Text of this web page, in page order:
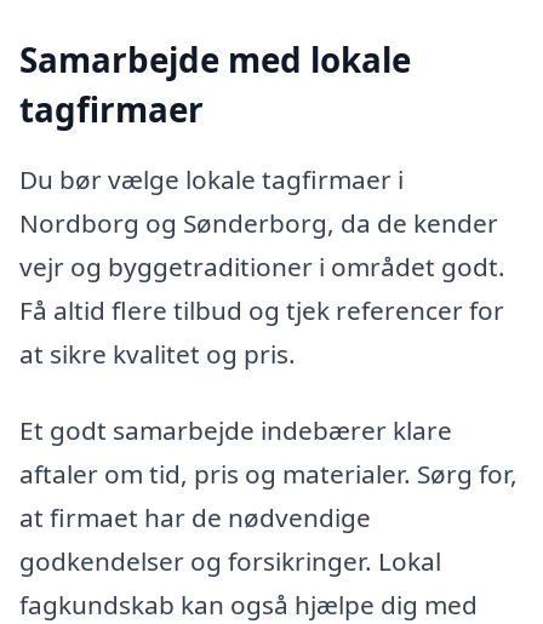
Samarbejde med lokale
tagfirmaer
Du bør vælge lokale tagfirmaer i
Nordborg og Sønderborg, da de kender
vejr og byggetraditioner i området godt.
Få altid flere tilbud og tjek referencer for
at sikre kvalitet og pris.
Et godt samarbejde indebærer klare
aftaler om tid, pris og materialer. Sørg for,
at firmaet har de nødvendige
godkendelser og forsikringer. Lokal
fagkundskab kan også hjælpe dig med